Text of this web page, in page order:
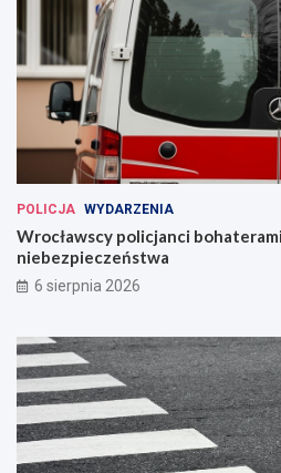
POLICJA WYDARZENIA
Wrocławscy policjanci
niebezpieczeństwa
6 sierpnia 2026